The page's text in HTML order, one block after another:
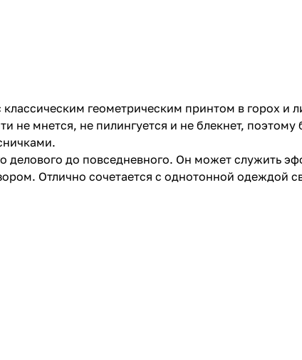
геометрическим принтом в горох и
мнется, не пилингуется и не блекнет, поэтому
делового до повседневного. Он может служить
Отлично сочетается с однотонной одеждой